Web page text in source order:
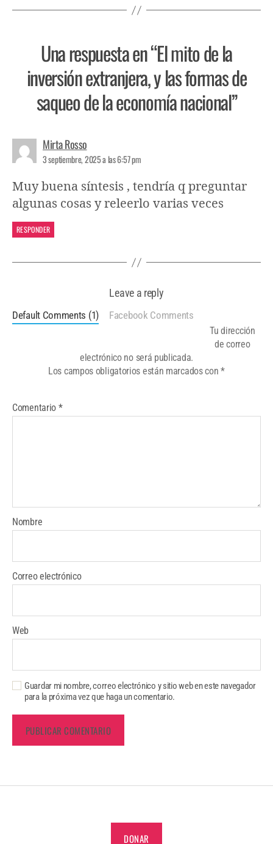
Una respuesta en “El mito de la
inversión extranjera, y las formas de
saqueo de la economía nacional”
Mirta Rosso
3 septiembre, 2025 a las 6:57 pm
Muy buena síntesis , tendría q preguntar
algunas cosas y releerlo varias veces
RESPONDER
Leave a reply
Default Comments (1) Facebook Comments
Tu dirección
de correo
electrónico no será publicada.
Los campos obligatorios están marcados con*
Comentario *
Nombre
Correo electrónico
Web
Guardar mi nombre, correo electrónico y sitio web en este navegador
para la próxima vez que haga un comentario.
DONAR